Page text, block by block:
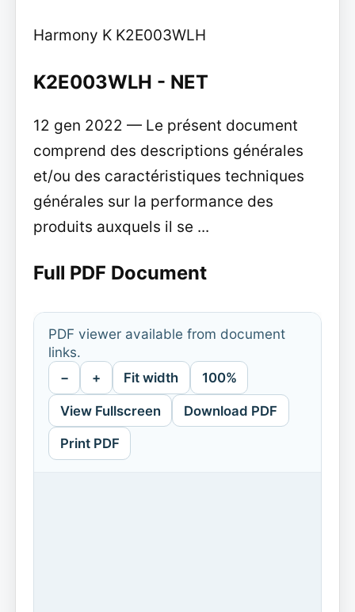
Harmony K K2E003WLH
K2E003WLH - NET
12 gen 2022 — Le présent document
comprend des descriptions générales
et/ou des caractéristiques techniques
générales sur la performance des
produits auxquels il se ...
Full PDF Document
PDF viewer available from document
links.
− + Fit width 100%
View Fullscreen Download PDF
Print PDF